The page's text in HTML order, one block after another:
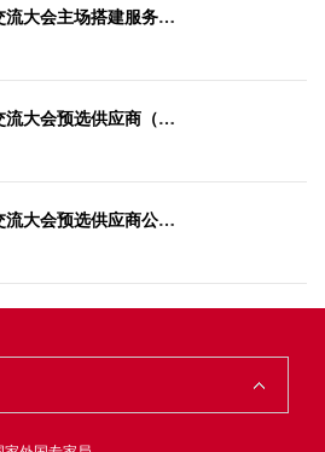
第
十七届中国国际人才交流大会主场搭建服务商公示公告
第
十七届中国国际人才交流大会预选供应商（第一批）结果公告
第
十七届中国国际人才交流大会预选供应商公开遴选启事